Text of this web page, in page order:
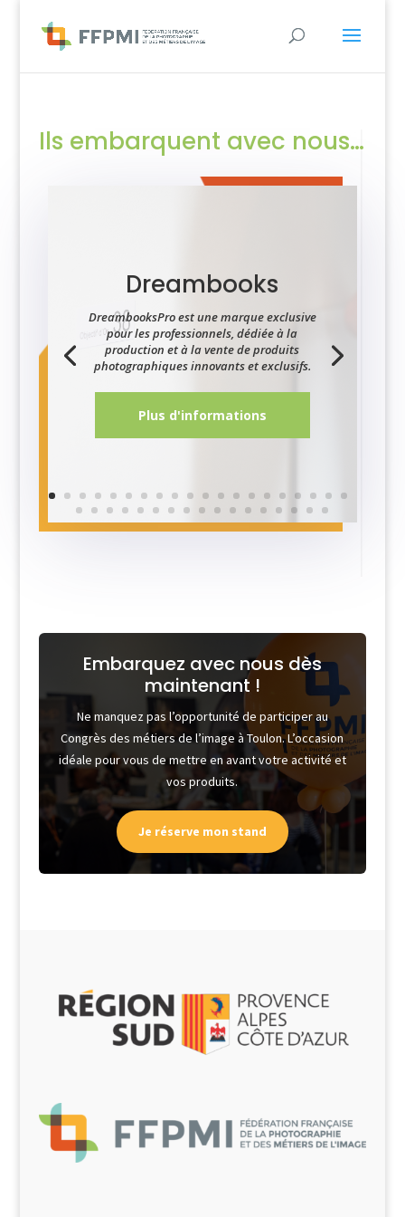
Ils embarquent avec nous…
Dreambooks
DreambooksPro est une marque exclusive
pour les professionnels, dédiée à la
production et à la vente de produits
photographiques innovants et exclusifs.
Plus d'informations
Embarquez avec nous dès
maintenant !
Ne manquez pas l’opportunité de participer au
Congrès des métiers de l’image à Toulon. L’occasion
idéale pour vous de mettre en avant votre activité et
vos produits.
Je réserve mon stand